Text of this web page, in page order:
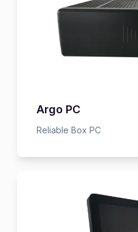
Argo PC
Reliable Box PC